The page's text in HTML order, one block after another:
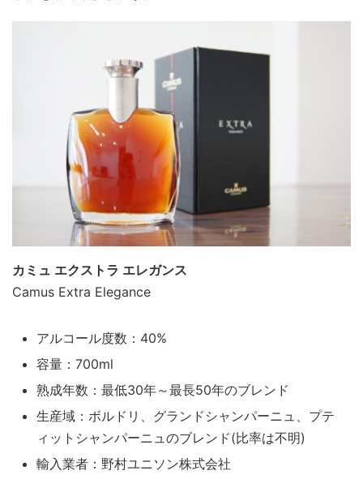
カミュ エクストラ エレガンス
Camus Extra Elegance
アルコール度数：40%
容量：700ml
熟成年数：最低30年～最長50年のブレンド
生産域：ボルドリ、グランドシャンパーニュ、プテ
ィットシャンパーニュのブレンド(比率は不明)
輸入業者：野村ユニソン株式会社